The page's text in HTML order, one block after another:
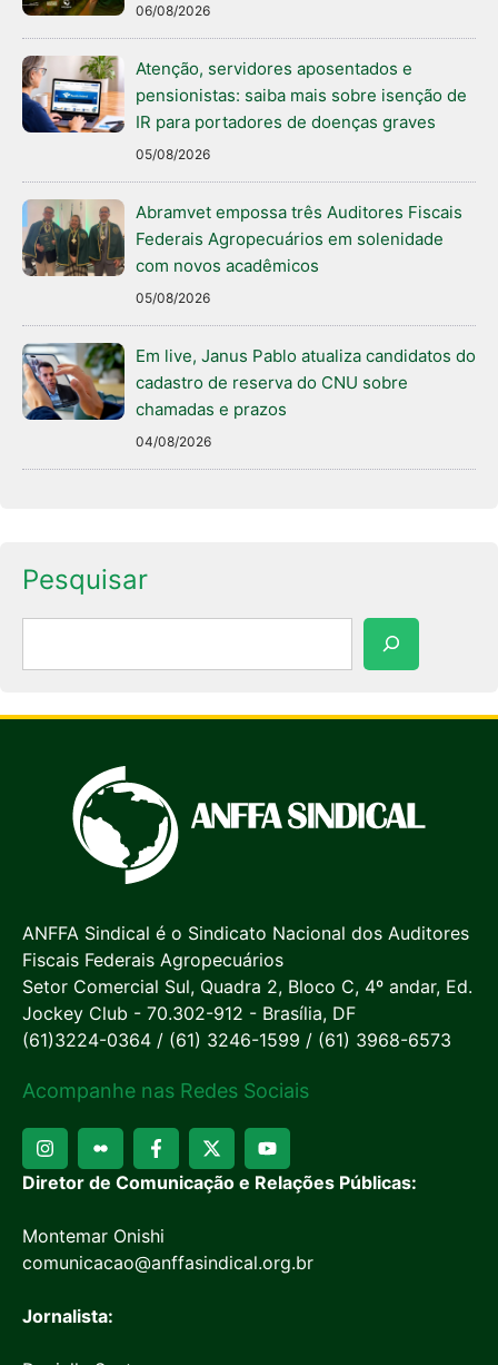
06/08/2026
Atenção, servidores aposentados e
pensionistas: saiba mais sobre isenção de
IR para portadores de doenças graves
05/08/2026
Abramvet empossa três Auditores Fiscais
Federais Agropecuários em solenidade
com novos acadêmicos
05/08/2026
Em live, Janus Pablo atualiza candidatos do
cadastro de reserva do CNU sobre
chamadas e prazos
04/08/2026
Pesquisar
ANFFA Sindical é o Sindicato Nacional dos Auditores
Fiscais Federais Agropecuários
Setor Comercial Sul, Quadra 2, Bloco C, 4º andar, Ed.
Jockey Club - 70.302-912 - Brasília, DF
(61)3224-0364 / (61) 3246-1599 / (61) 3968-6573
Acompanhe nas Redes Sociais
Diretor de Comunicação e Relações Públicas:
Montemar Onishi
comunicacao@anffasindical.org.br
Jornalista: